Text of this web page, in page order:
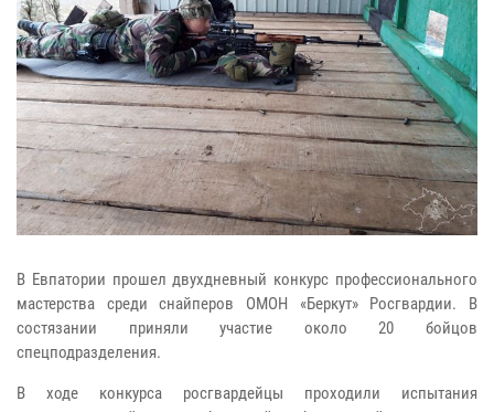
В Евпатории прошел двухдневный конкурс профессионального
мастерства среди снайперов ОМОН «Беркут» Росгвардии. В
состязании приняли участие около 20 бойцов
спецподразделения.
В ходе конкурса росгвардейцы проходили испытания